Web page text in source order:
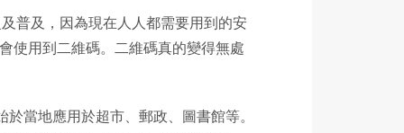
普及，因為現在人人都需要用到的安
使用到二維碼。二維碼真的變得無處
當地應用於超市、郵政、圖書館等。